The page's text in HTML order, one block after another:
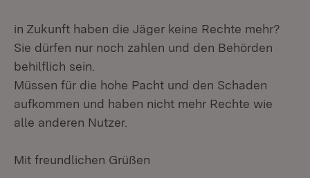
in Zukunft haben die Jäger keine Rechte mehr?
Sie dürfen nur noch zahlen und den Behörden
behilflich sein.
Müssen für die hohe Pacht und den Schaden
aufkommen und haben nicht mehr Rechte wie
alle anderen Nutzer.
Mit freundlichen Grüßen